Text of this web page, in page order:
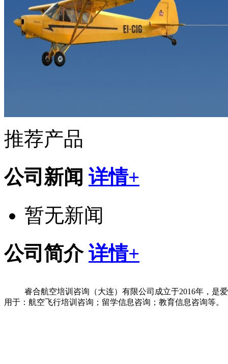
推荐产品
公司新闻 详情+
暂无新闻
公司简介 详情+
睿合航空培训咨询（大连）有限公司成立于2016年，是
用于：航空飞行培训咨询；留学信息咨询；教育信息咨询等。